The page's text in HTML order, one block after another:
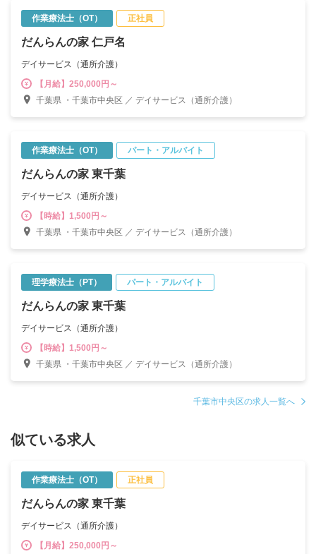
作業療法士（OT） 正社員
だんらんの家 仁戸名
デイサービス（通所介護）
【月給】250,000円～
千葉県 ・千葉市中央区 ／ デイサービス（通所介護）
作業療法士（OT） パート・アルバイト
だんらんの家 東千葉
デイサービス（通所介護）
【時給】1,500円～
千葉県 ・千葉市中央区 ／ デイサービス（通所介護）
理学療法士（PT） パート・アルバイト
だんらんの家 東千葉
デイサービス（通所介護）
【時給】1,500円～
千葉県 ・千葉市中央区 ／ デイサービス（通所介護）
千葉市中央区の求人一覧へ
似ている求人
作業療法士（OT） 正社員
だんらんの家 東千葉
デイサービス（通所介護）
【月給】250,000円～